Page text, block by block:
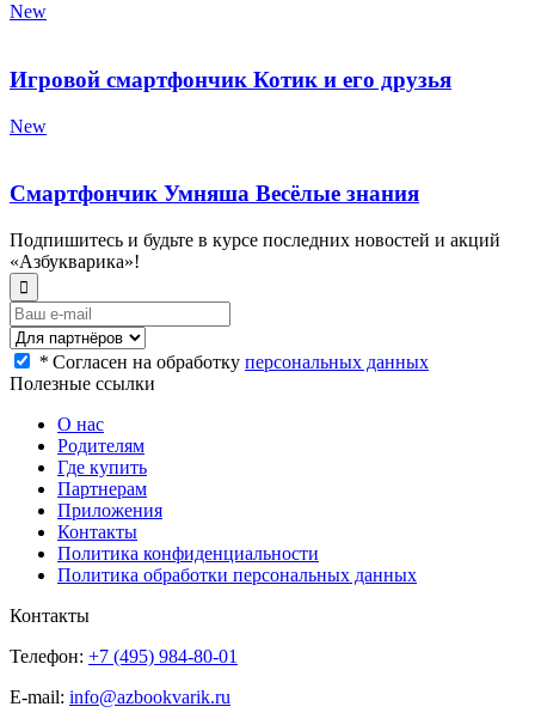
New
Игровой смартфончик Котик и его друзья
New
Смартфончик Умняша Весёлые знания
Подпишитесь и будьте в курсе последних новостей и акций
«Азбукварика»!
* Согласен на обработку персональных данных
Полезные ссылки
О нас
Родителям
Где купить
Партнерам
Приложения
Контакты
Политика конфиденциальности
Политика обработки персональных данных
Контакты
Телефон: +7 (495) 984-80-01
E-mail: info@azbookvarik.ru